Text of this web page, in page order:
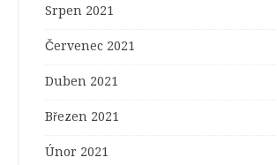
Srpen 2021
Červenec 2021
Duben 2021
Březen 2021
Únor 2021